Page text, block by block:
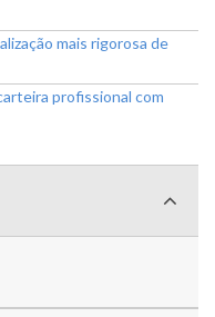
mais rigorosa de
profissional com